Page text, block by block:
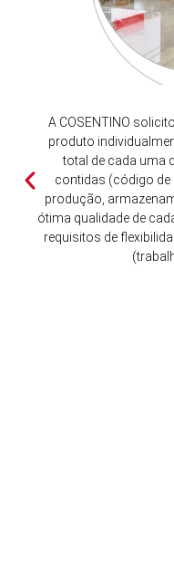
A COSENTINO
produto
total de cada uma
contidas (código de
produção,
ótima qualidade de
requisitos de